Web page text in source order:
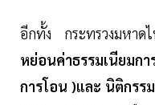
อีกทั้ง กระทรวงมหาด
หย่อนค่าธรรมเนียมก
การโอน )และ นิติกรร